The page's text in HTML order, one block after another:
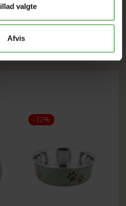
valgte
Afvis
-12%